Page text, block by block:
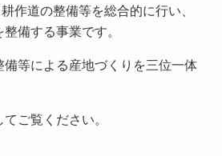
作道の整備等を総合的に行い、
備する事業です。
等による産地づくりを三位一体
ご覧ください。